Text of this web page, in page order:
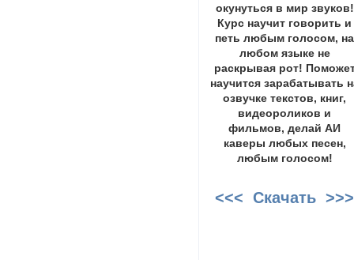
окунуться в мир звуков!
Курс научит говорить и
петь любым голосом, на
любом языке не
раскрывая рот!
научится зарабатывать
озвучке текстов, книг,
видеороликов и
фильмов, делай АИ
каверы любых песен,
любым голосом!
<<< Скачать >>>